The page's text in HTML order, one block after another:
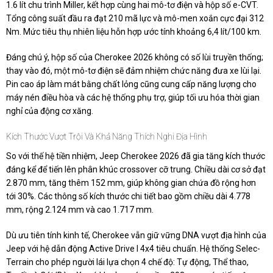
1.6 lít chu trình Miller, kết hợp cùng hai mô-tơ điện và hộp số e-CVT.
Tổng công suất đầu ra đạt 210 mã lực và mô-men xoắn cực đại 312
Nm. Mức tiêu thụ nhiên liệu hỗn hợp ước tính khoảng 6,4 lít/100 km.
Đáng chú ý, hộp số của Cherokee 2026 không có số lùi truyền thống;
thay vào đó, một mô-tơ điện sẽ đảm nhiệm chức năng đưa xe lùi lại.
Pin cao áp làm mát bằng chất lỏng cũng cung cấp năng lượng cho
máy nén điều hòa và các hệ thống phụ trợ, giúp tối ưu hóa thời gian
nghỉ của động cơ xăng.
Kích Thước Vượt Trội Và Khả Năng Thích Nghi Địa Hình
So với thế hệ tiền nhiệm, Jeep Cherokee 2026 đã gia tăng kích thước
đáng kể để tiến lên phân khúc crossover cỡ trung. Chiều dài cơ sở đạt
2.870 mm, tăng thêm 152 mm, giúp không gian chứa đồ rộng hơn
tới 30%. Các thông số kích thước chi tiết bao gồm chiều dài 4.778
mm, rộng 2.124 mm và cao 1.717 mm.
Dù ưu tiên tính kinh tế, Cherokee vẫn giữ vững DNA vượt địa hình của
Jeep với hệ dẫn động Active Drive I 4x4 tiêu chuẩn. Hệ thống Selec-
Terrain cho phép người lái lựa chọn 4 chế độ: Tự động, Thể thao,